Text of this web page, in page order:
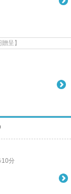
呈】
10分